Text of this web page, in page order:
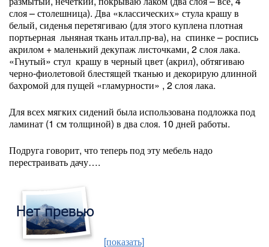
слоя – столешница). Два «классических» стула крашу в
белый, сиденья перетягиваю (для этого куплена плотная
портьерная льняная ткань итал.пр-ва), на спинке – роспись
акрилом + маленький декупаж листочками, 2 слоя лака.
«Гнутый» стул крашу в черный цвет (акрил), обтягиваю
черно-фиолетовой блестящей тканью и декорирую длинной
бахромой для пущей «гламурности» , 2 слоя лака.
Для всех мягких сидений была использована подложка под
ламинат (1 см толщиной) в два слоя. 10 дней работы.
Подруга говорит, что теперь под эту мебель надо
перестраивать дачу….
[показать]